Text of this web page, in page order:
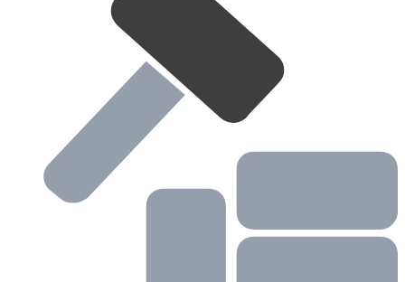
Террасные доски
Садовый декор
Уличные светильники